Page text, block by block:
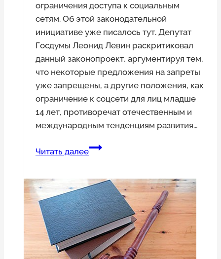
ограничения доступа к социальным
сетям. Об этой законодательной
инициативе уже писалось тут. Депутат
Госдумы Леонид Левин раскритиковал
данный законопроект, аргументируя тем,
что некоторые предложения на запреты
уже запрещены, а другие положения, как
ограничение к соцсети для лиц младше
14 лет, противоречат отечественным и
международным тенденциям развития…
Читать далееДепутат
«ВКонтакте»
раскритиковали
ограничения
доступа
к
соцсетям